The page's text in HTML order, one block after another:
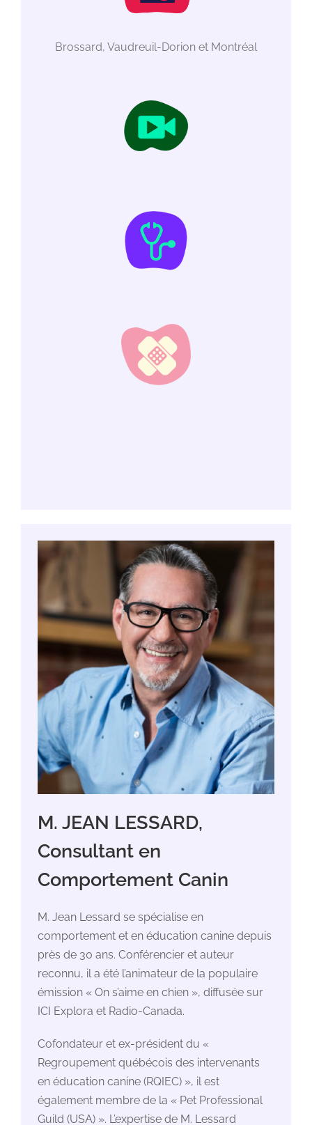
Brossard, Vaudreuil-Dorion et Montréal
M. JEAN LESSARD,
Consultant en
Comportement Canin
M. Jean Lessard se spécialise en
comportement et en éducation canine depuis
près de 30 ans. Conférencier et auteur
reconnu, il a été l’animateur de la populaire
émission « On s’aime en chien », diffusée sur
ICI Explora et Radio-Canada.
Cofondateur et ex-président du «
Regroupement québécois des intervenants
en éducation canine (RQIEC) », il est
également membre de la « Pet Professional
Guild (USA) ». L’expertise de M. Lessard